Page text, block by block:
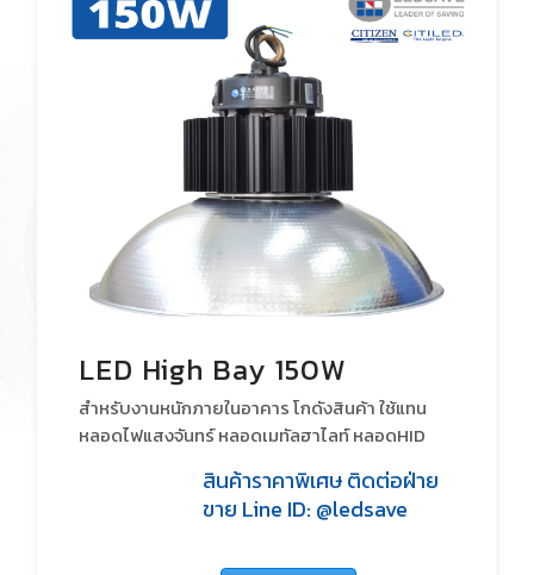
LED High Bay 150W
สำหรับงานหนักภายในอาคาร โกดังสินค้า ใช้แทน
หลอดไฟแสงจันทร์ หลอดเมทัลฮาไลท์ หลอดHID
สินค้าราคาพิเศษ ติดต่อฝ่าย
ขาย Line ID: @ledsave